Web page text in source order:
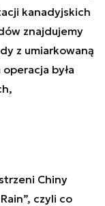
kanadyjskich
znajdujemy
z umiarkowaną
była
Chiny
”, czyli co